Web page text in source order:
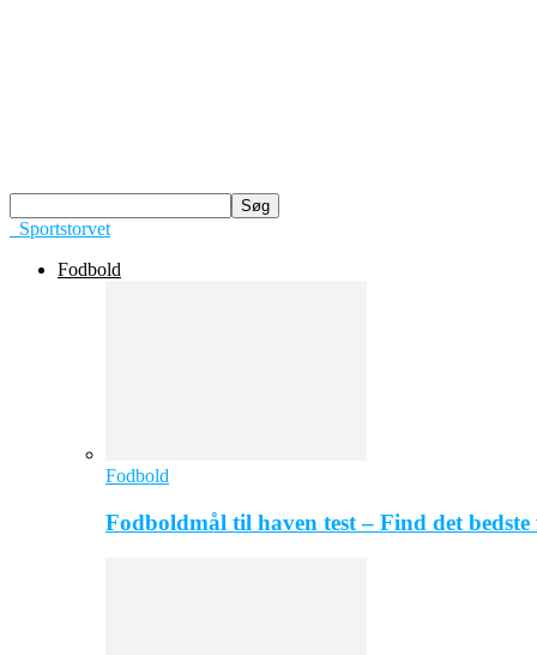
Sportstorvet
Fodbold
Fodbold
Fodboldmål til haven test – Find det